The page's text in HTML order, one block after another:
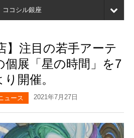
ココシル銀座
】注目の若手アーテ
個展「星の時間」を7
開催。
ュース 2021年7月27日